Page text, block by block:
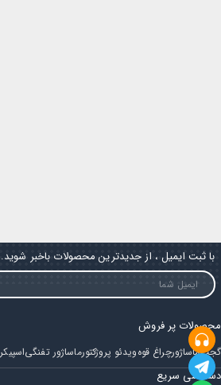
با ثبت ایمیل ، از جدیدترین محصولات باخبر شوید.
محصولات پر فروش
گجتماساژورچراغ قوهویدئو پروژکتورماساژور تفنگیاسپیکر
دسترسی سریع